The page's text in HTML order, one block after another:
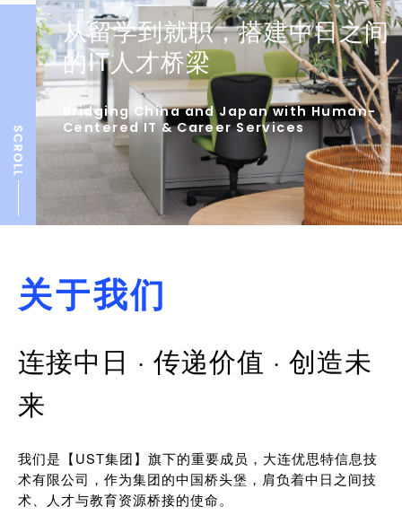
从留学到就职，搭建中日之间
的IT人才桥梁
Bridging China and Japan with Human-
Centered IT & Career Services
关于我们
连接中日 · 传递价值 · 创造未
来
我们是【UST集团】旗下的重要成员，大连优思特信息技
术有限公司，作为集团的中国桥头堡，肩负着中日之间技
术、人才与教育资源桥接的使命。